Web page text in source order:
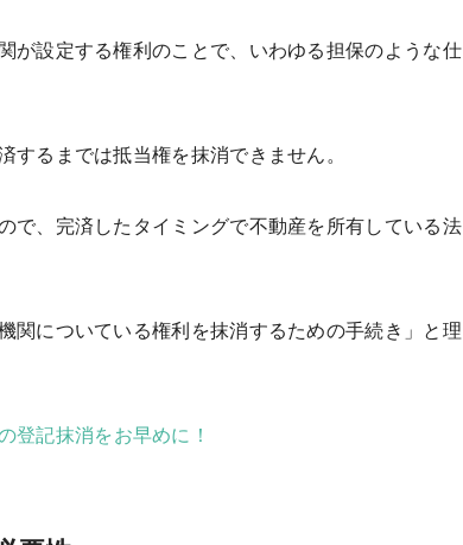
が設定する権利のことで、いわゆる担保のような仕
るまでは抵当権を抹消できません。
で、完済したタイミングで不動産を所有している法
関についている権利を抹消するための手続き」と理
登記抹消をお早めに！